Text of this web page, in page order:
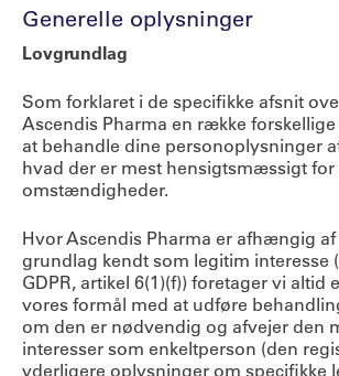
Generelle oplysninger
Lovgrundlag
Som forklaret i de specifikke afsnit
Ascendis Pharma en række
at behandle dine personoplysninger
hvad der er mest hensigtsmæssigt
omstændigheder.
Hvor Ascendis Pharma er afhængig
grundlag kendt som legitim interesse
GDPR, artikel 6(1)(f)) foretager vi altid
vores formål med at udføre
om den er nødvendig og afvejer den
interesser som enkeltperson (den
yderligere oplysninger om specifikke